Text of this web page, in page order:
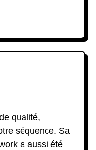
qualité,
séquence. Sa
a aussi été